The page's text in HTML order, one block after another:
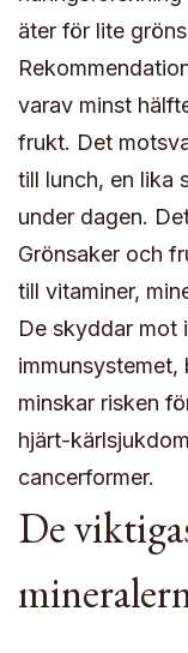
äter för lite
varav minst
frukt. Det
till lunch, en lika
under dagen.
Grönsaker och
till vitaminer,
De skyddar mot
immunsystemet,
minskar risken
hjärt-
cancerformer.
De